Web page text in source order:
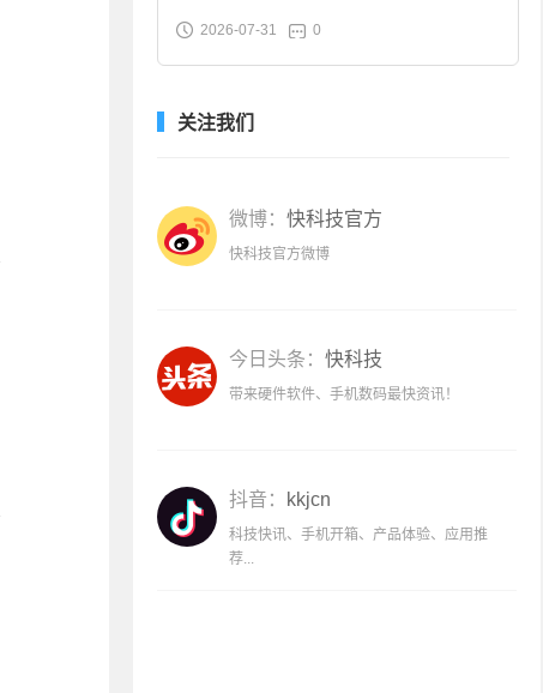
皂2斤大促
2026-07-31 0
关注我们
微博： 快科技官方
快科技官方微博
今日头条： 快科技
带来硬件软件、手机数码最快资讯！
抖音： kkjcn
科技快讯、手机开箱、产品体验、应用推
荐...